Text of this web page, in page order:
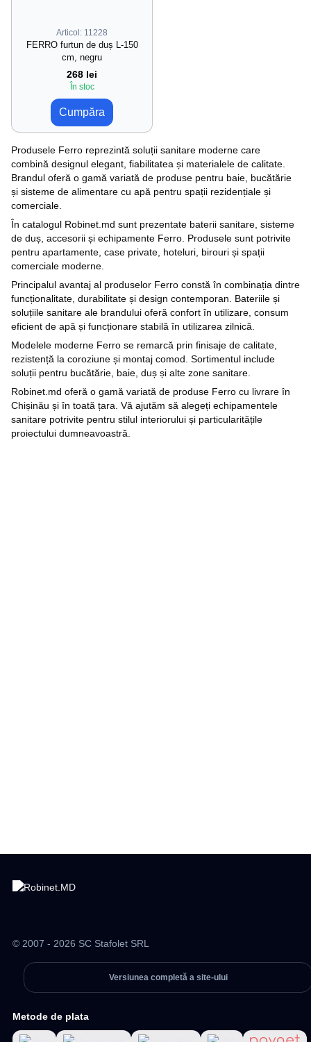
Articol: 11228
FERRO furtun de duș L-150
cm, negru
268 lei
În stoc
Cumpăra
Produsele Ferro reprezintă soluții sanitare moderne care
combină designul elegant, fiabilitatea și materialele de calitate.
Brandul oferă o gamă variată de produse pentru baie, bucătărie
și sisteme de alimentare cu apă pentru spații rezidențiale și
comerciale.
În catalogul Robinet.md sunt prezentate baterii sanitare, sisteme
de duș, accesorii și echipamente Ferro. Produsele sunt potrivite
pentru apartamente, case private, hoteluri, birouri și spații
comerciale moderne.
Principalul avantaj al produselor Ferro constă în combinația dintre
funcționalitate, durabilitate și design contemporan. Bateriile și
soluțiile sanitare ale brandului oferă confort în utilizare, consum
eficient de apă și funcționare stabilă în utilizarea zilnică.
Modelele moderne Ferro se remarcă prin finisaje de calitate,
rezistență la coroziune și montaj comod. Sortimentul include
soluții pentru bucătărie, baie, duș și alte zone sanitare.
Robinet.md oferă o gamă variată de produse Ferro cu livrare în
Chișinău și în toată țara. Vă ajutăm să alegeți echipamentele
sanitare potrivite pentru stilul interiorului și particularitățile
proiectului dumneavoastră.
© 2007 - 2026 SC Stafolet SRL
Versiunea completă a site-ului
Metode de plata